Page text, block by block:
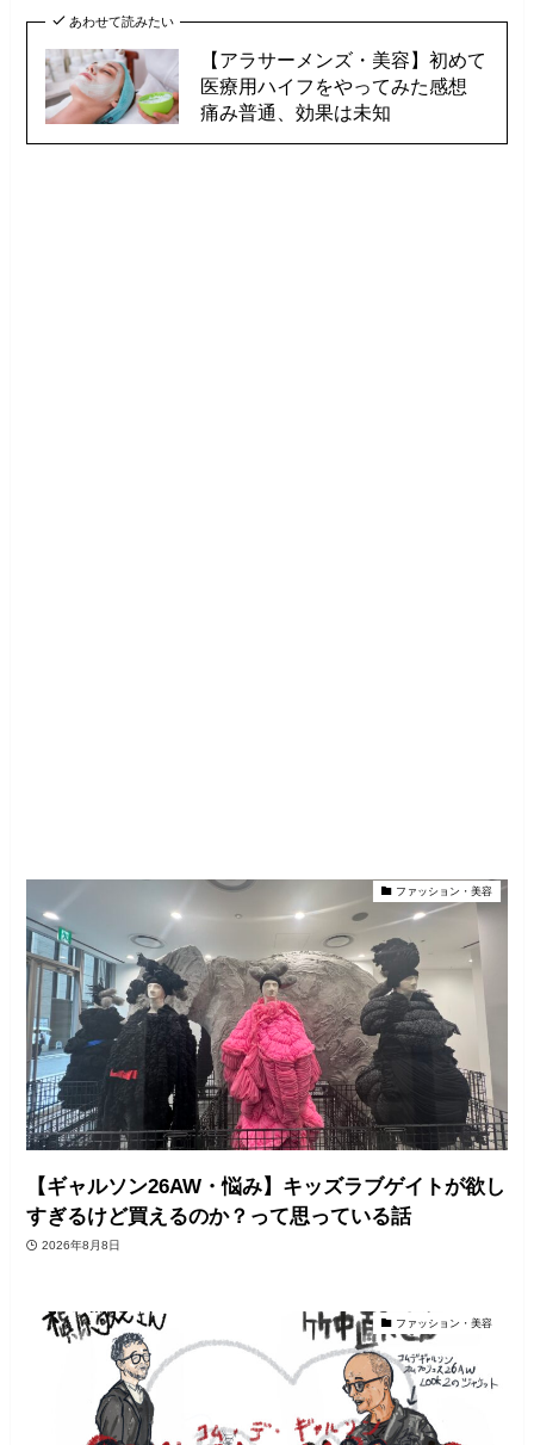
あわせて読みたい
【アラサーメンズ・美容】初めて
医療用ハイフをやってみた感想
痛み普通、効果は未知
ファッション・美容
【ギャルソン26AW・悩み】キッズラブゲイトが欲し
すぎるけど買えるのか？って思っている話
2026年8月8日
ファッション・美容